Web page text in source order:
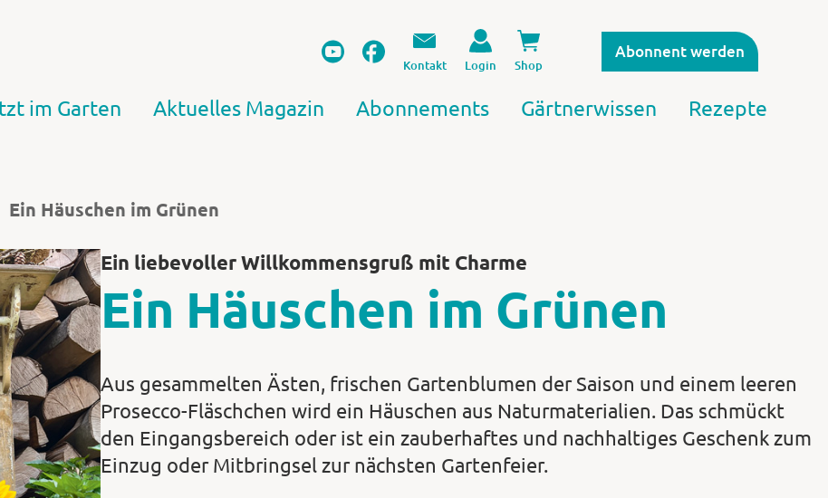
Kontakt Login Shop
Abonnent werden
im Garten Aktuelles Magazin Abonnements Gärtnerwissen Rezepte
Ein Häuschen im Grünen
Ein liebevoller Willkommensgruß mit Charme
Ein Häuschen im Grünen
Aus gesammelten Ästen, frischen Gartenblumen der Saison und einem leeren
Prosecco-Fläschchen wird ein Häuschen aus Naturmaterialien. Das schmückt
den Eingangsbereich oder ist ein zauberhaftes und nachhaltiges Geschenk zum
Einzug oder Mitbringsel zur nächsten Gartenfeier.